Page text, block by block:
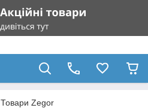
Товари Zegor